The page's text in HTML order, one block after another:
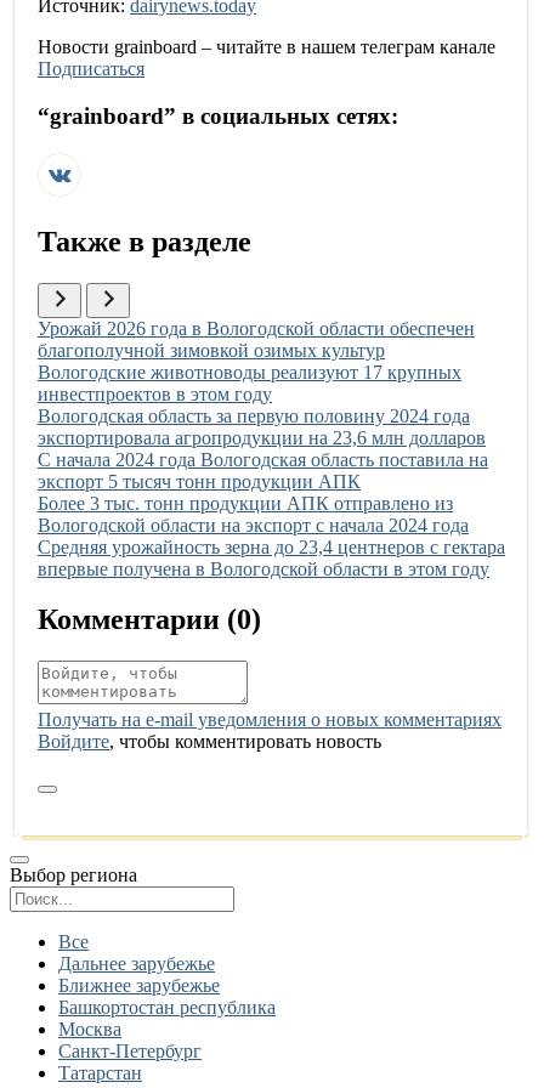
Источник: dairynews.today
Новости grainboard – читайте в нашем телеграм канале
Подписаться
“grainboard” в социальных сетях:
Также в разделе
Иллюстрация новости
Урожай 2026 года в Вологодской области обеспечен
благополучной зимовкой озимых культур
Иллюстрация новости
Вологодские животноводы реализуют 17 крупных
инвестпроектов в этом году
Иллюстрация новости
Вологодская область за первую половину 2024 года
экспортировала агропродукции на 23,6 млн долларов
Иллюстрация новости
С начала 2024 года Вологодская область поставила на
экспорт 5 тысяч тонн продукции АПК
Иллюстрация новости
Более 3 тыс. тонн продукции АПК отправлено из
Вологодской области на экспорт с начала 2024 года
Иллюстрация новости
Средняя урожайность зерна до 23,4 центнеров с гектара
впервые получена в Вологодской области в этом году
Комментарии (0)
Получать на e‑mail уведомления о новых комментариях
Войдите, чтобы комментировать новость
Выбор региона
Все
Дальнее зарубежье
Ближнее зарубежье
Башкортостан республика
Москва
Санкт-Петербург
Татарстан